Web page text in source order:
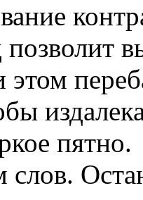
позволит
пятно.